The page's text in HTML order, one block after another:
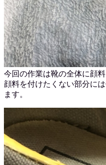
今回の作業は靴の全体に顔
顔料を付けたくない部分に
ます。